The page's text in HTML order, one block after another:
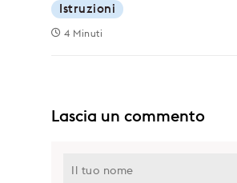
Istruzioni
4 Minuti
Lascia un commento